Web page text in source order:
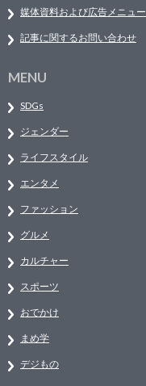
媒体資料および広告メニュー
記事に関するお問い合わせ
MENU
SDGs
ジェンダー
ライフスタイル
エンタメ
ファッション
グルメ
カルチャー
スポーツ
おでかけ
まめ学
デジもの